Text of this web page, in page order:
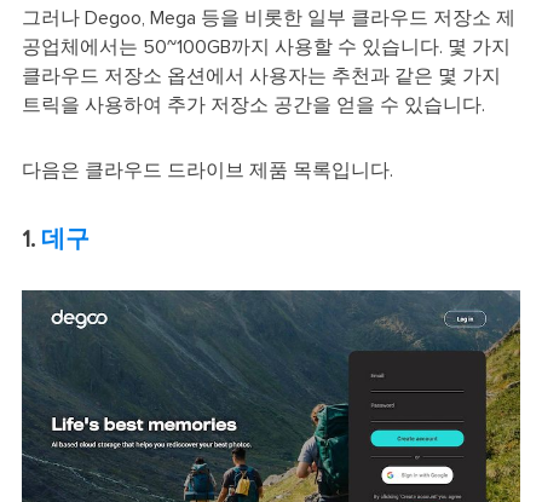
그러나 Degoo, Mega 등을 비롯한 일부 클라우드 저장소 제
공업체에서는 50~100GB까지 사용할 수 있습니다. 몇 가지
클라우드 저장소 옵션에서 사용자는 추천과 같은 몇 가지
트릭을 사용하여 추가 저장소 공간을 얻을 수 있습니다.
다음은 클라우드 드라이브 제품 목록입니다.
1. 데구